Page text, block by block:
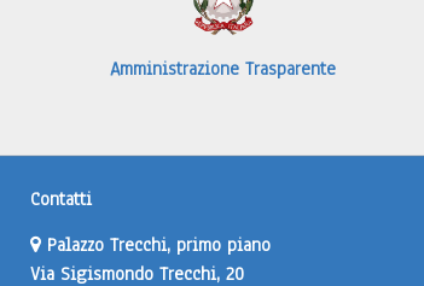
Amministrazione Trasparente
Contatti
Palazzo Trecchi, primo piano
Via Sigismondo Trecchi, 20